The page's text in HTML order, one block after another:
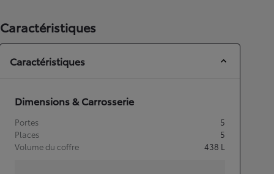
Caractéristiques
Caractéristiques
Dimensions & Carrosserie
Portes
5
Places
5
Volume du coffre
438 L